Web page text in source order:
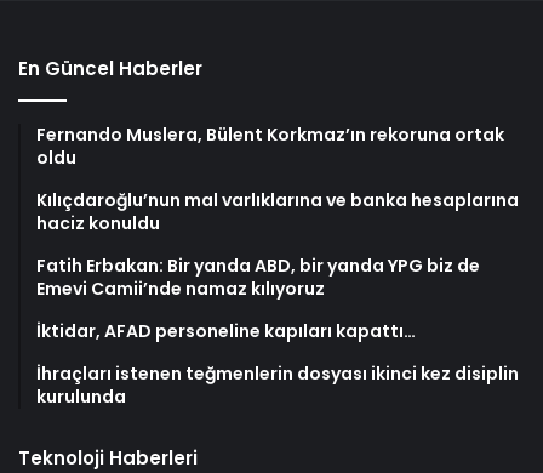
En Güncel Haberler
Fernando Muslera, Bülent Korkmaz’ın rekoruna ortak
oldu
Kılıçdaroğlu’nun mal varlıklarına ve banka hesaplarına
haciz konuldu
Fatih Erbakan: Bir yanda ABD, bir yanda YPG biz de
Emevi Camii’nde namaz kılıyoruz
İktidar, AFAD personeline kapıları kapattı…
İhraçları istenen teğmenlerin dosyası ikinci kez disiplin
kurulunda
Teknoloji Haberleri